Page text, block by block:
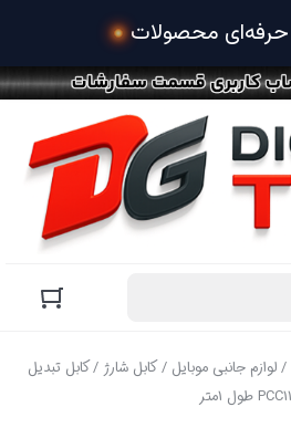
/لوازم جانبی موبایل /کابل شارژ / کابل تبدیل